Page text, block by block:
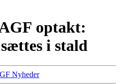
optakt:
i stald
Nyheder